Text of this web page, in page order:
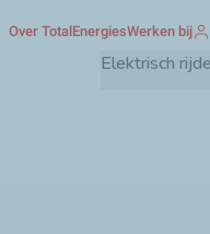
Elektrisch
Over TotalEnergiesWerken bij